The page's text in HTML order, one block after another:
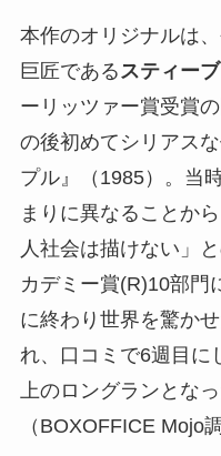
本作のオリジナルは
巨匠である スティー
ーリッツァー賞受賞
の後初めてシリアス
プル』（1985）。当
まりに異なることか
人社会は描けない」
カデミー賞(R)10部門
に終わり世界を驚か
れ、口コミで6週目に
上のロングランとなっ
（BOXOFFICE Mojo